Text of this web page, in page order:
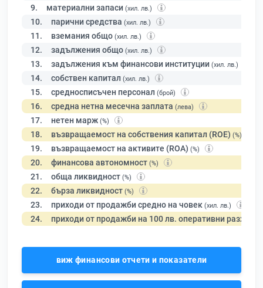
9. материални запаси (хил. лв.)
10. парични средства (хил. лв.)
11. вземания общо (хил. лв.)
12. задължения общо (хил. лв.)
13. задължения към финансови институции (хил. лв.)
14. собствен капитал (хил. лв.)
15. средносписъчен персонал (брой)
16. средна нетна месечна заплата (лева)
17. нетен марж (%)
18. възвращаемост на собствения капитал (ROE) (%)
19. възвращаемост на активите (ROA) (%)
20. финансова автономност (%)
21. обща ликвидност (%)
22. бърза ликвидност (%)
23. приходи от продажби средно на човек (хил. лв.)
24. приходи от продажби на 100 лв. оперативни разходи
виж финансови отчети и показатели